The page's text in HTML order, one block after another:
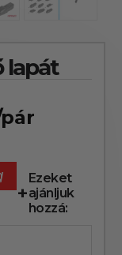
lapát
Ezeket
ajánljuk
hozzá: